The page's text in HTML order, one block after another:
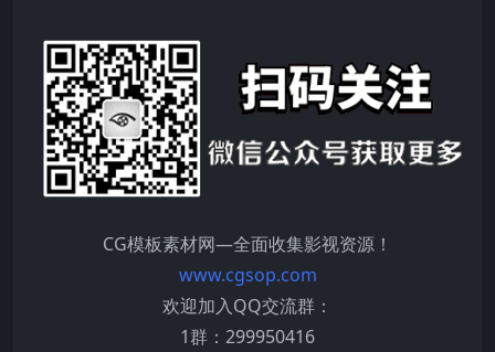
CG模板素材网—全面收集影视资源！
www.cgsop.com
欢迎加入QQ交流群：
1群：299950416